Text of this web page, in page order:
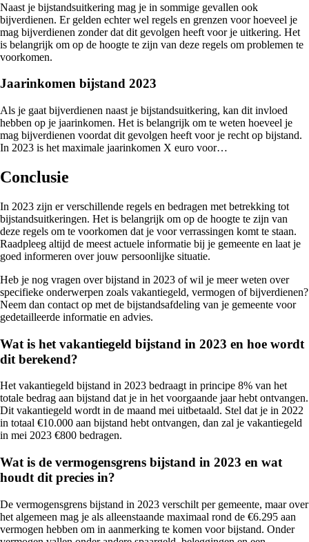
Naast je bijstandsuitkering mag je in sommige gevallen ook
bijverdienen. Er gelden echter wel regels en grenzen voor hoeveel je
mag bijverdienen zonder dat dit gevolgen heeft voor je uitkering. Het
is belangrijk om op de hoogte te zijn van deze regels om problemen te
voorkomen.
Jaarinkomen bijstand 2023
Als je gaat bijverdienen naast je bijstandsuitkering, kan dit invloed
hebben op je jaarinkomen. Het is belangrijk om te weten hoeveel je
mag bijverdienen voordat dit gevolgen heeft voor je recht op bijstand.
In 2023 is het maximale jaarinkomen X euro voor…
Conclusie
In 2023 zijn er verschillende regels en bedragen met betrekking tot
bijstandsuitkeringen. Het is belangrijk om op de hoogte te zijn van
deze regels om te voorkomen dat je voor verrassingen komt te staan.
Raadpleeg altijd de meest actuele informatie bij je gemeente en laat je
goed informeren over jouw persoonlijke situatie.
Heb je nog vragen over bijstand in 2023 of wil je meer weten over
specifieke onderwerpen zoals vakantiegeld, vermogen of bijverdienen?
Neem dan contact op met de bijstandsafdeling van je gemeente voor
gedetailleerde informatie en advies.
Wat is het vakantiegeld bijstand in 2023 en hoe wordt
dit berekend?
Het vakantiegeld bijstand in 2023 bedraagt in principe 8% van het
totale bedrag aan bijstand dat je in het voorgaande jaar hebt ontvangen.
Dit vakantiegeld wordt in de maand mei uitbetaald. Stel dat je in 2022
in totaal €10.000 aan bijstand hebt ontvangen, dan zal je vakantiegeld
in mei 2023 €800 bedragen.
Wat is de vermogensgrens bijstand in 2023 en wat
houdt dit precies in?
De vermogensgrens bijstand in 2023 verschilt per gemeente, maar over
het algemeen mag je als alleenstaande maximaal rond de €6.295 aan
vermogen hebben om in aanmerking te komen voor bijstand. Onder